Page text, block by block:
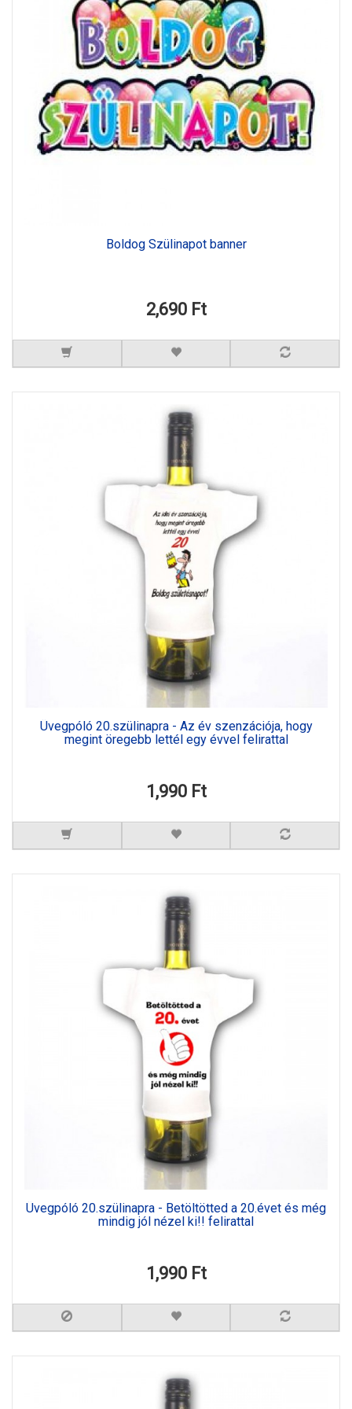
Boldog Szülinapot banner
2,690 Ft
Üvegpóló 20.szülinapra - Az év szenzációja, hogy
megint öregebb lettél egy évvel felirattal
1,990 Ft
Üvegpóló 20.szülinapra - Betöltötted a 20.évet és még
mindig jól nézel ki!! felirattal
1,990 Ft